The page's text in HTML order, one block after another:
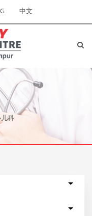
中文
科